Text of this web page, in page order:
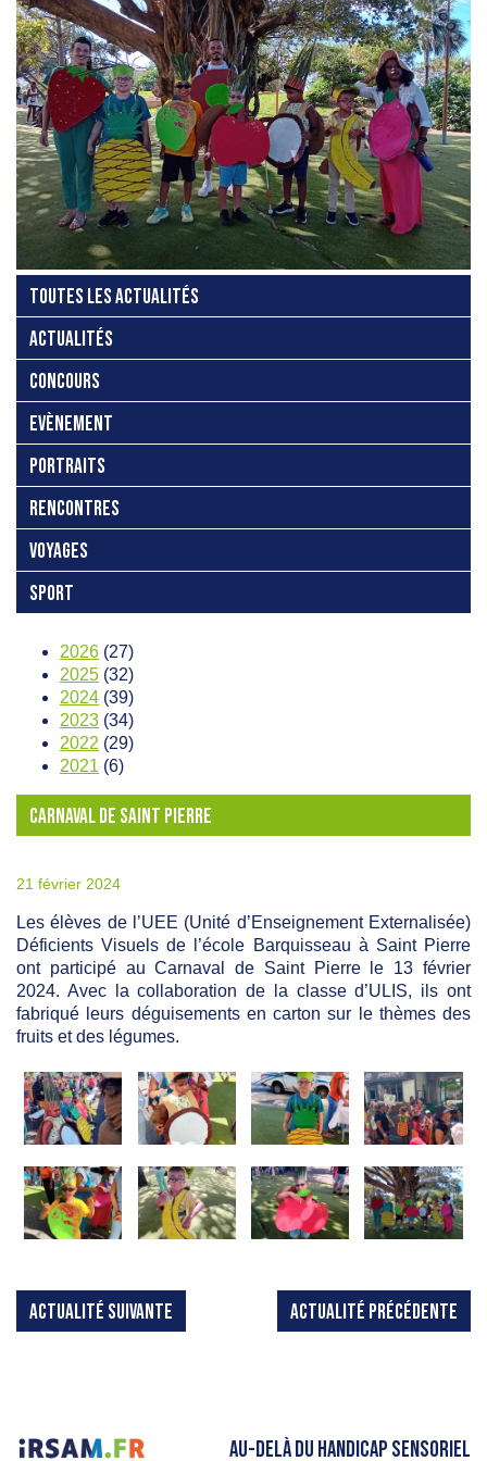
TOUTES LES ACTUALITÉS
ACTUALITÉS
CONCOURS
EVÈNEMENT
PORTRAITS
RENCONTRES
VOYAGES
SPORT
2026 (27)
2025 (32)
2024 (39)
2023 (34)
2022 (29)
2021 (6)
CARNAVAL DE SAINT PIERRE
21 février 2024
Les élèves de l’UEE (Unité d’Enseignement Externalisée)
Déficients Visuels de l’école Barquisseau à Saint Pierre
ont participé au Carnaval de Saint Pierre le 13 février
2024. Avec la collaboration de la classe d’ULIS, ils ont
fabriqué leurs déguisements en carton sur le thèmes des
fruits et des légumes.
ACTUALITÉ SUIVANTE ACTUALITÉ PRÉCÉDENTE
AU-DELÀ DU HANDICAP SENSORIEL